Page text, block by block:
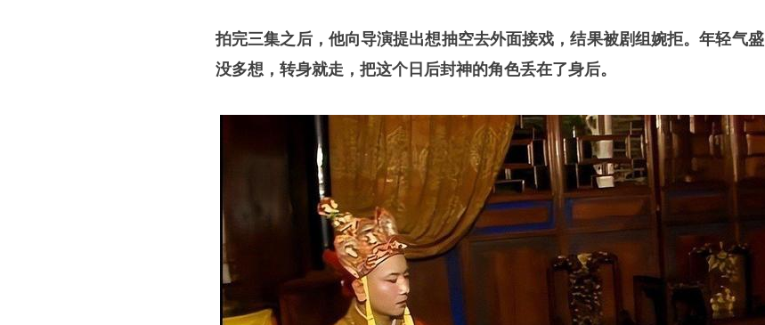
拍完三集之后，他向导演提出想抽空去外面接戏，结果被剧组婉拒。年轻气
没多想，转身就走，把这个日后封神的角色丢在了身后。